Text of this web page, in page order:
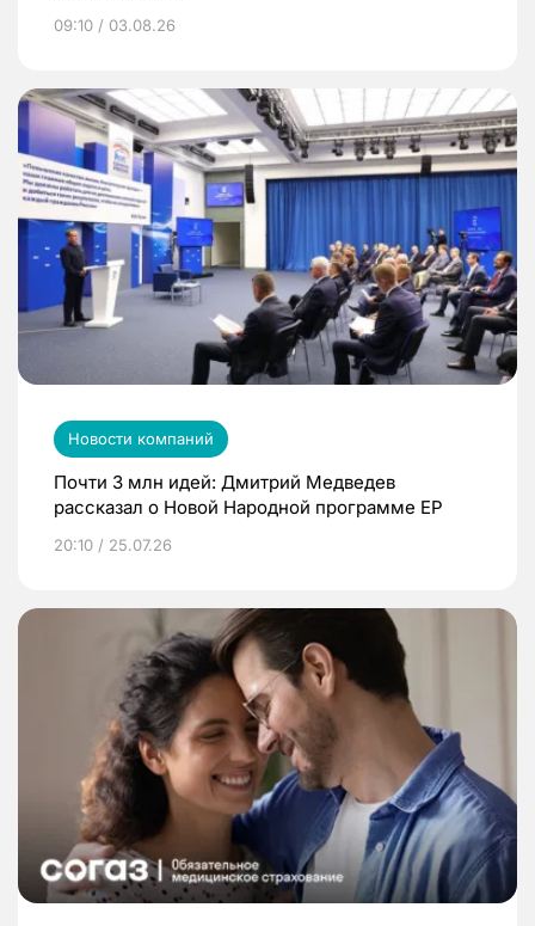
09:10 / 03.08.26
Новости компаний
Почти 3 млн идей: Дмитрий Медведев
рассказал о Новой Народной программе ЕР
20:10 / 25.07.26